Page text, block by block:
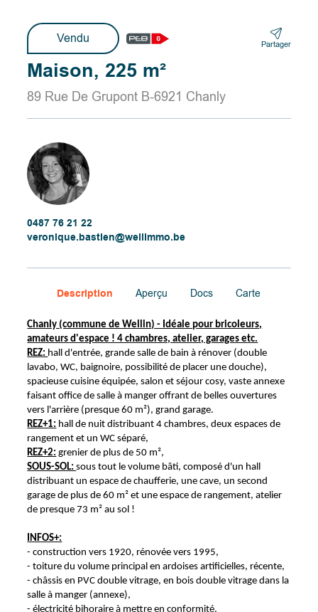
Vendu Partager
Maison, 225 m²
89 Rue De Grupont B-6921 Chanly
0487 76 21 22
veronique.bastien@wellimmo.be
Description Aperçu Docs Carte
Chanly (commune de Wellin) - Idéale pour bricoleurs,
amateurs d'espace ! 4 chambres, atelier, garages etc.
REZ: hall d'entrée, grande salle de bain à rénover (double
lavabo, WC, baignoire, possibilité de placer une douche),
spacieuse cuisine équipée, salon et séjour cosy, vaste annexe
faisant office de salle à manger offrant de belles ouvertures
vers l'arrière (presque 60 m²), grand garage.
REZ+1: hall de nuit distribuant 4 chambres, deux espaces de
rangement et un WC séparé,
REZ+2: grenier de plus de 50 m²,
SOUS-SOL:sous tout le volume bâti, composé d'un hall
distribuant un espace de chaufferie, une cave, un second
garage de plus de 60 m² et une espace de rangement, atelier
de presque 73 m² au sol !
INFOS+:
- construction vers 1920, rénovée vers 1995,
- toiture du volume principal en ardoises artificielles, récente,
- châssis en PVC double vitrage, en bois double vitrage dans la
salle à manger (annexe),
- électricité bihoraire à mettre en conformité,